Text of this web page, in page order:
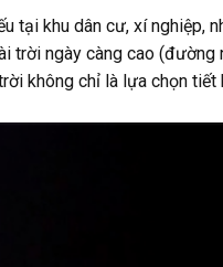
khu dân cư, xí nghiệp,
trời ngày càng cao (đường
không chỉ là lựa chọn tiết